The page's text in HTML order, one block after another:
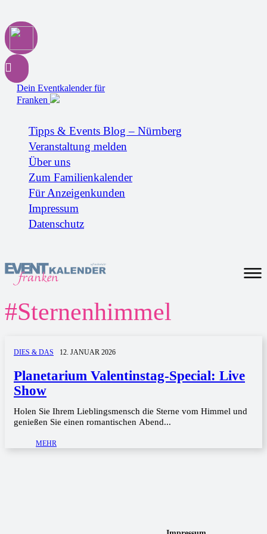
Dein Eventkalender für
Franken
Tipps & Events Blog – Nürnberg
Veranstaltung melden
Über uns
Zum Familienkalender
Für Anzeigenkunden
Impressum
Datenschutz
#Sternenhimmel
DIES & DAS 12. JANUAR 2026
Planetarium Valentinstag-Special: Live
Show
Holen Sie Ihrem Lieblingsmensch die Sterne vom Himmel und
genießen Sie einen romantischen Abend...
MEHR